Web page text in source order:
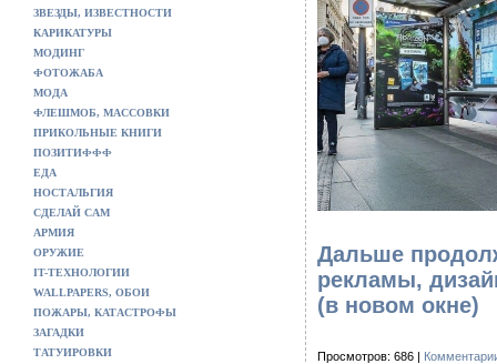
ЗВЕЗДЫ, ИЗВЕСТНОСТИ
КАРИКАТУРЫ
МОДИНГ
ФОТОЖАБА
МОДА
ФЛЕШМОБ, МАССОВКИ
ПРИКОЛЬНЫЕ КНИГИ
ПОЗИТИФФФ
ЕДА
НОСТАЛЬГИЯ
СДЕЛАЙ САМ
АРМИЯ
ОРУЖИЕ
IT-ТЕХНОЛОГИИ
WALLPAPERS, ОБОИ
ПОЖАРЫ, КАТАСТРОФЫ
ЗАГАДКИ
ТАТУИРОВКИ
Дальше
рекламы,
(в новом окне)
Просмотров: 686 |